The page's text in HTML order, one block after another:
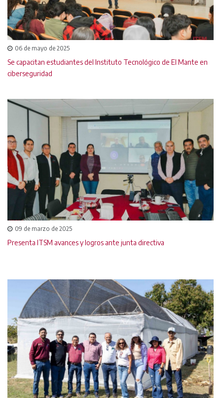
06 de mayo de 2025
Se capacitan estudiantes del Instituto Tecnológico de El Mante en
ciberseguridad
09 de marzo de 2025
Presenta ITSM avances y logros ante junta directiva